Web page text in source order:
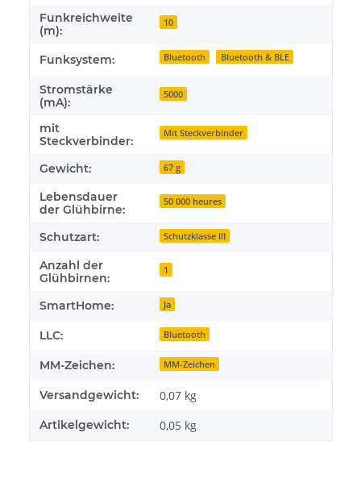
Funkreichweite
(m):
10
Funksystem: Bluetooth Bluetooth & BLE
Stromstärke
(mA):
5000
mit
Steckverbinder:
Mit Steckverbinder
Gewicht: 67 g
Lebensdauer
der Glühbirne:
50 000 heures
Schutzart: Schutzklasse III
Anzahl der
Glühbirnen:
1
SmartHome: Ja
LLC: Bluetooth
MM-Zeichen: MM-Zeichen
Versandgewicht: 0,07 kg
Artikelgewicht: 0,05 kg